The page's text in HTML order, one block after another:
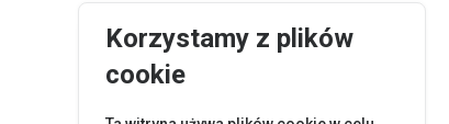
Korzystamy z plików
cookie